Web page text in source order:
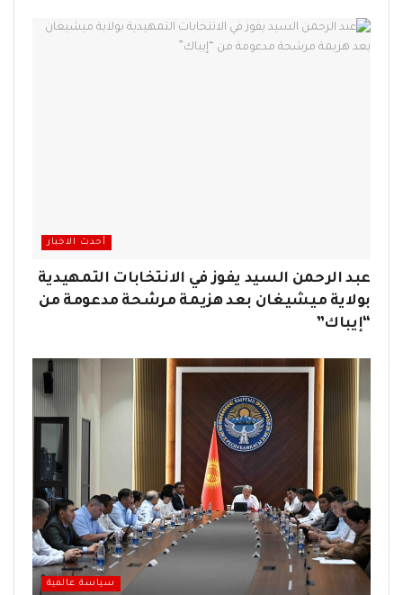
أحدث الاخبار
عبد الرحمن السيد يفوز في الانتخابات التمهيدية
بولاية ميشيغان بعد هزيمة مرشحة مدعومة من
“إيباك”
سياسة عالمية